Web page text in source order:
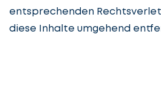
entsprechenden
diese Inhalte umgehend